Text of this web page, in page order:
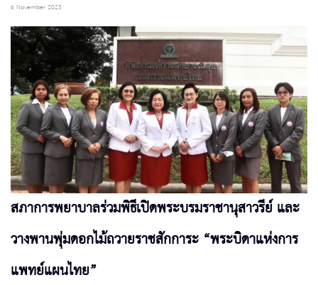
6 November 2023
สภาการพยาบาลร่วมพิธีเปิดพระบรมราชานุสาวรีย์ และ
วางพานพุ่มดอกไม้ถวายราชสักการะ “พระบิดาแห่งการ
แพทย์แผนไทย”